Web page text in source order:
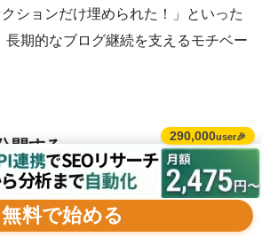
290,000user🎉
無料で始める
クションだけ埋められた！」といった
長期的なブログ継続を支えるモチベー
開する
点に設定し、残りの20点は公開後の
運用スタイルが最も効率的です。ここ